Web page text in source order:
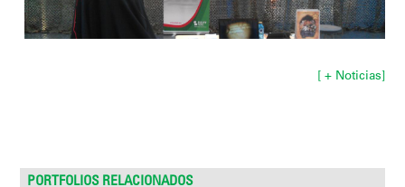
[ + Noticias]
PORTFOLIOS RELACIONADOS